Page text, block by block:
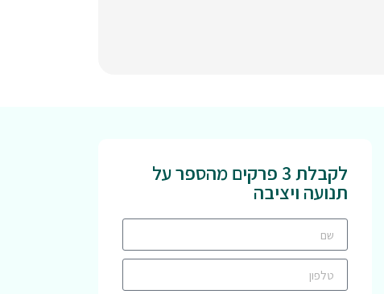
לקבלת 3 פרקים מהספר על
תנועה ויציבה